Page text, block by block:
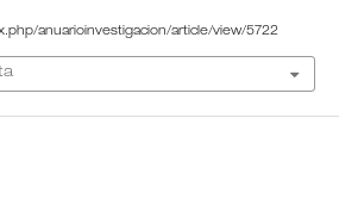
anuarioinvestigacion/article/view/5722